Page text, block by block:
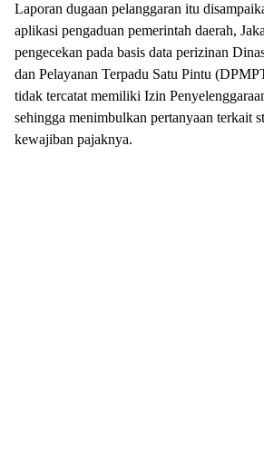
Laporan dugaan pelanggaran itu
aplikasi pengaduan pemerintah daerah,
pengecekan pada basis data perizinan
dan Pelayanan Terpadu Satu Pintu
tidak tercatat memiliki Izin
sehingga menimbulkan pertanyaan terkait
kewajiban pajaknya.